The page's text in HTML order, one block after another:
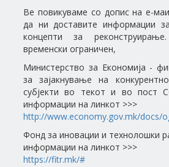
Ве повикуваме со допис на е-
да ни доставите информации
концепти за
временски ограничен,
Министерство за Економија -
за зајакнување на
субјекти во текот и во пост
информации на линкот >>>
http://www.economy.gov.mk/docs/
Фонд за иновации и технолошки
информации на линкот >>>
https://fitr.mk/#